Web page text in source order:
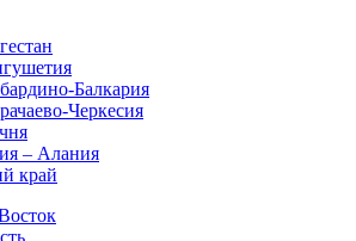
Балкария
Черкесия
– Алания
край